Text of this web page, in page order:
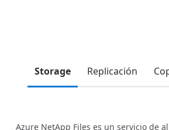
Storage Replicación
Azure NetApp Files es un servicio de